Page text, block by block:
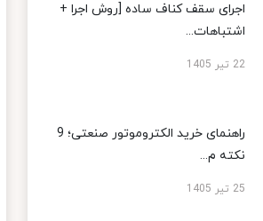
اجرای سقف کناف ساده [روش اجرا +
اشتباهات...
22 تیر 1405
راهنمای خرید الکتروموتور صنعتی؛ 9
نکته م...
25 تیر 1405